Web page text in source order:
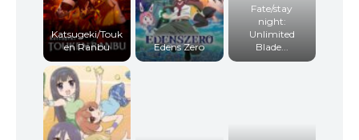
Katsugeki/Touk
en Ranbu
Edens Zero
Fate/stay
night:
Unlimited
Blade...